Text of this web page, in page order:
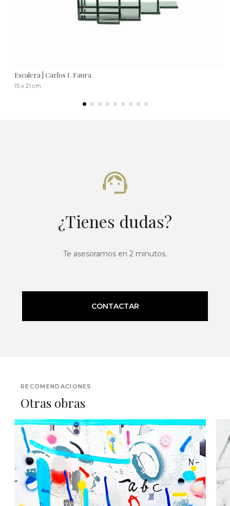
Escalera | Carlos I. Faura
15 x 21 cm
¿Tienes dudas?
Te asesoramos en 2 minutos.
CONTACTAR
RECOMENDACIONES
Otras obras